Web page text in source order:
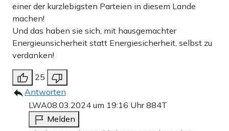
einer der kurzlebigsten Parteien in diesem Lande
machen!
Und das haben sie sich, mit hausgemachter
Energieunsicherheit statt Energiesicherheit, selbst zu
verdanken!
25
Antworten
LWA08.03.2024 um 19:16 Uhr884T
Melden